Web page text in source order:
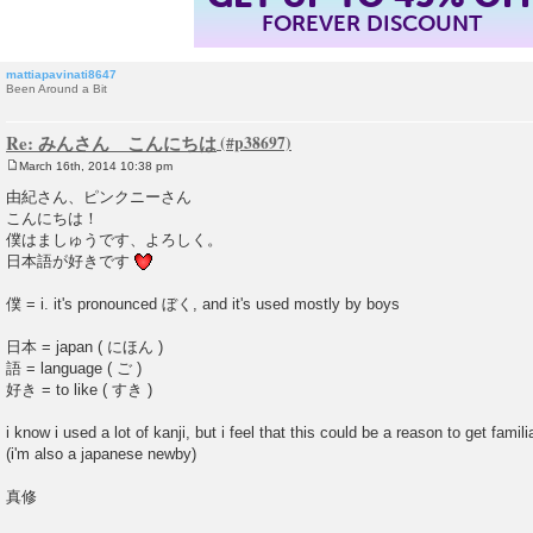
FOREVER DISCOUNT
mattiapavinati8647
Been Around a Bit
Re: みんさん こんにちは
o
s
March 16th, 2014 10:38 pm
由紀さん、ピンクニーさん
こんにちは！
僕はましゅうです、よろしく。
日本語が好きです
僕 = i. it's pronounced ぼく, and it's used mostly by boys
日本 = japan ( にほん )
語 = language ( ご )
好き = to like ( すき )
i know i used a lot of kanji, but i feel that this could be a reason to get
(i'm also a japanese newby)
真修